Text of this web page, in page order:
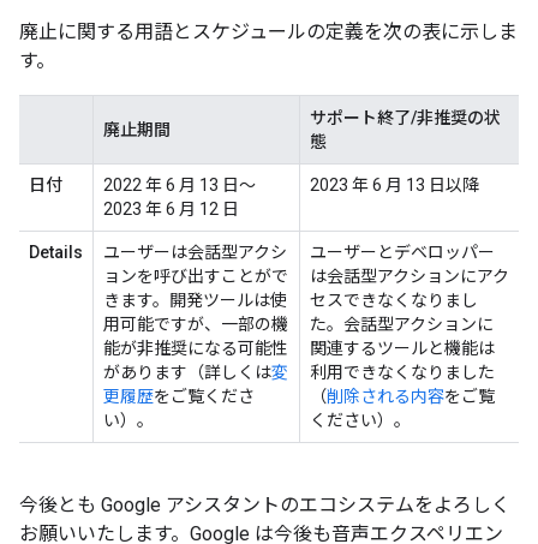
廃止に関する用語とスケジュールの定義を次の表に示しま
す。
廃止期間
サポート終了/非推奨の状
態
日付
2022 年 6 月 13 日～
2023 年 6 月 12 日
2023 年 6 月 13 日以降
Details
ユーザーは会話型アクシ
ョンを呼び出すことがで
きます。開発ツールは使
用可能ですが、一部の機
能が非推奨になる可能性
があります（詳しくは変
更履歴をご覧くださ
い）。
ユーザーとデベロッパー
は会話型アクションにアク
セスできなくなりまし
た。会話型アクションに
関連するツールと機能は
利用できなくなりました
（削除される内容をご覧
ください）。
今後とも Google アシスタントのエコシステムをよろしく
お願いいたします。Google は今後も音声エクスペリエン